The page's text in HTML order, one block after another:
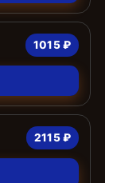
1015 ₽
2115 ₽